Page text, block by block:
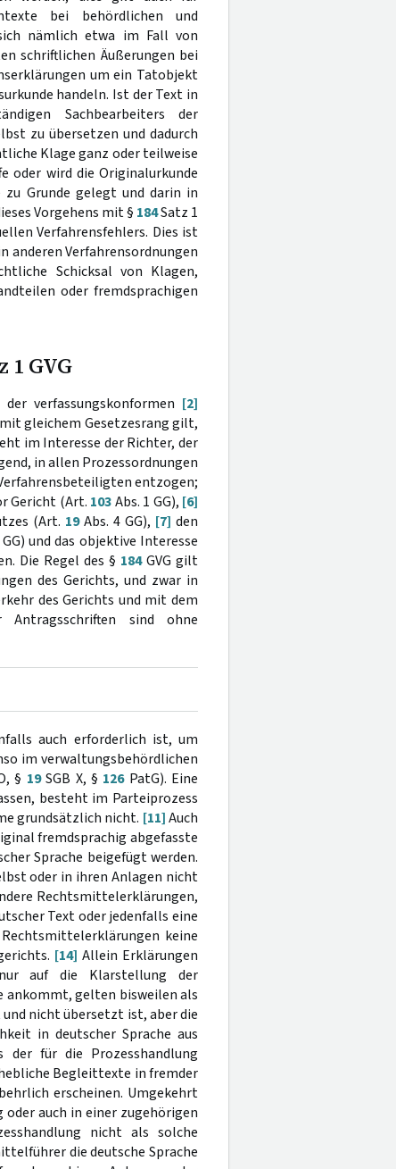
bei behördlichen und
nämlich etwa im Fall von
schriftlichen Äußerungen bei
um ein Tatobjekt
handeln. Ist der Text in
Sachbearbeiters der
zu übersetzen und dadurch
Klage ganz oder teilweise
oder wird die Originalurkunde
zu Grunde gelegt und darin in
Vorgehens mit § 184Satz 1
Verfahrensfehlers. Dies ist
anderen Verfahrensordnungen
Schicksal von Klagen,
oder fremdsprachigen
1 GVG
verfassungskonformen [2]
gleichem Gesetzesrang gilt,
im Interesse der Richter, der
in allen Prozessordnungen
entzogen;
Gericht (Art. 103Abs. 1 GG), [6]
(Art. 19Abs. 4 GG), [7] den
GG) und das objektive Interesse
Die Regel des § 184GVG gilt
des Gerichts, und zwar in
des Gerichts und mit dem
Antragsschriften sind ohne
auch erforderlich ist, um
im verwaltungsbehördlichen
§ 19SGB X, § 126PatG). Eine
besteht im Parteiprozess
grundsätzlich nicht. [11]Auch
fremdsprachig abgefasste
Sprache beigefügt werden.
oder in ihren Anlagen nicht
Rechtsmittelerklärungen,
Text oder jedenfalls eine
keine
[14] Allein Erklärungen
auf die Klarstellung der
ankommt, gelten bisweilen als
nicht übersetzt ist, aber die
in deutscher Sprache aus
der für die Prozesshandlung
Begleittexte in fremder
erscheinen. Umgekehrt
auch in einer zugehörigen
nicht als solche
die deutsche Sprache